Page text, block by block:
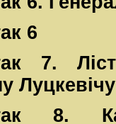
6
7.
8.